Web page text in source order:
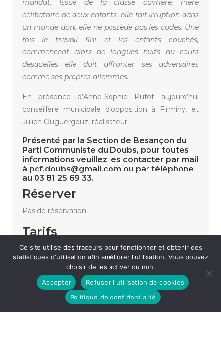
mandat. Issue de la classe ouvrière, mère
célibataire de deux enfants, elle fait irruption dans
un monde dont elle ne possède pas les codes. Une
fois le travail fini et les enfants couchés,
commencent alors de longues nuits au cours
desquelles elle doit affronter ses adversaires
comme ses propres dilemmes.
En présence d’Anne-Sophie Putot aujourd’hui
conseillère municipale d’opposition à Firminy, et
Julien Ouguergouz, réalisateur.
Présenté par la Section de Besançon du
Parti Communiste du Doubs, pour toutes
informations veuillez les contacter par mail
à pcf.doubs@gmail.com ou par téléphone
au 03 81 25 69 33.
Réserver
Pas de réservation
Tarifs
Entrée libre dans la limite des places disponibles
CAROLINE ESTREMO
SAVAMIEU LIVE
Ce site utilise des traceurs pour fonctionner et obtenir des
statistiques d'utilisation afin améliorer l'utilisation. Vous pouvez
choisir de les activer ou non.
Accepter
Refuser l'utilisation de cookies
Politique de confidentialité